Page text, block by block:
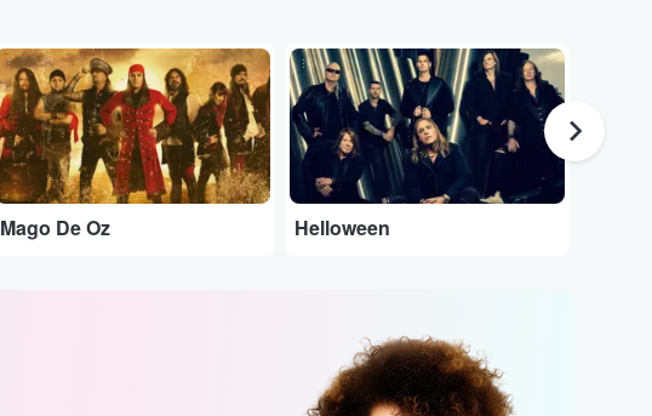
...
Mago De Oz
...
Helloween